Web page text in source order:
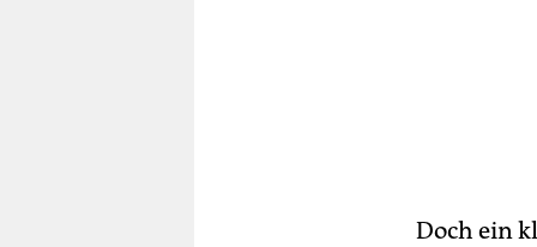
Doch ein